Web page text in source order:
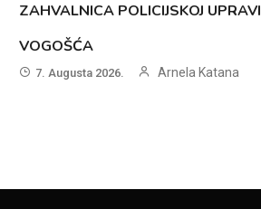
ZAHVALNICA POLICIJSKOJ UPRAVI
VOGOŠĆA
7. Augusta 2026. Arnela Katana